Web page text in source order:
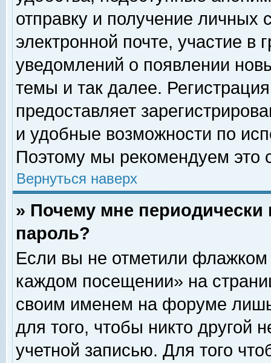
отправку и получение личных
электронной почте, участие в
уведомлений о появлении
темы и так далее.
предоставляет
и удобные возможности по
Поэтому мы рекомендуем это
Вернуться наверх
» Почему мне
пароль?
Если вы не отметили флажком
каждом посещении» на
своим именем на форуме
для того, чтобы никто другой
учетной записью. Для того